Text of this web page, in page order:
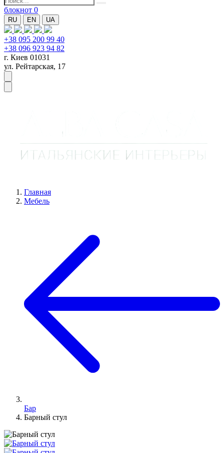
блокнот 0
RU EN UA
+38 095 200 99 40
+38 096 923 94 82
г. Киев 01031
ул. Рейтарская, 17
Главная
Мебель
Бар
Барный стул